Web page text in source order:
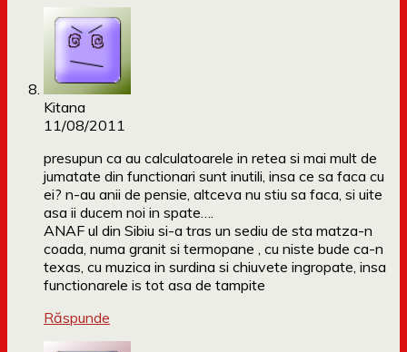
Kitana
11/08/2011
presupun ca au calculatoarele in retea si mai mult de
jumatate din functionari sunt inutili, insa ce sa faca cu
ei? n-au anii de pensie, altceva nu stiu sa faca, si uite
asa ii ducem noi in spate….
ANAF ul din Sibiu si-a tras un sediu de sta matza-n
coada, numa granit si termopane , cu niste bude ca-n
texas, cu muzica in surdina si chiuvete ingropate, insa
functionarele is tot asa de tampite
Răspunde